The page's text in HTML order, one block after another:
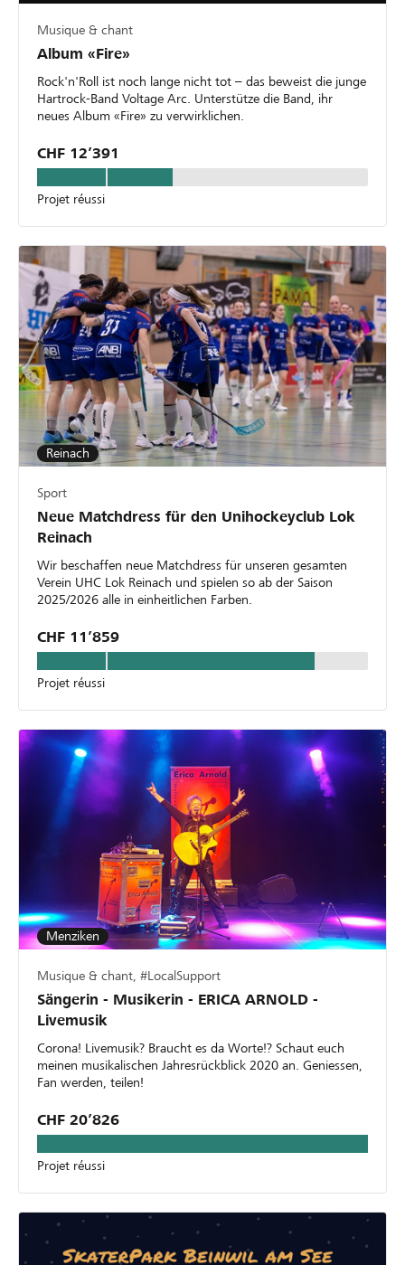
Musique & chant
Album «Fire»
Rock'n'Roll ist noch lange nicht tot – das beweist die junge
Hartrock-Band Voltage Arc. Unterstütze die Band, ihr
neues Album «Fire» zu verwirklichen.
CHF 12’391
Projet réussi
Reinach
Sport
Neue Matchdress für den Unihockeyclub Lok
Reinach
Wir beschaffen neue Matchdress für unseren gesamten
Verein UHC Lok Reinach und spielen so ab der Saison
2025/2026 alle in einheitlichen Farben.
CHF 11’859
Projet réussi
Menziken
Musique & chant, #LocalSupport
Sängerin - Musikerin - ERICA ARNOLD -
Livemusik
Corona! Livemusik? Braucht es da Worte!? Schaut euch
meinen musikalischen Jahresrückblick 2020 an. Geniessen,
Fan werden, teilen!
CHF 20’826
Projet réussi